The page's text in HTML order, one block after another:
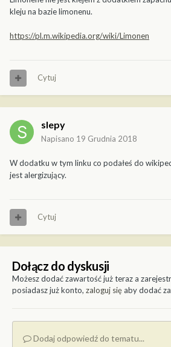
kleju na bazie limonenu.
https://pl.m.wikipedia.org/wiki/Limonen
Cytuj
slepy
Napisano 19 Grudnia 2018
W dodatku w tym linku co podałeś do
jest alergizujący.
Cytuj
Dołącz do dyskusji
Możesz dodać zawartość już teraz a
posiadasz już konto, zaloguj sięaby dodać
Dodaj odpowiedź do tematu...